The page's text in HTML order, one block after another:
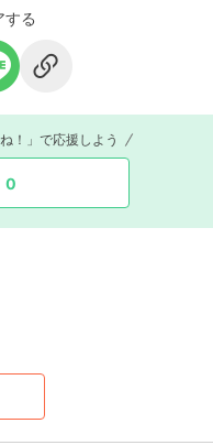
する
！」で応援しよう
0